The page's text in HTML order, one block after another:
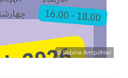
© Sabine Antpöhler